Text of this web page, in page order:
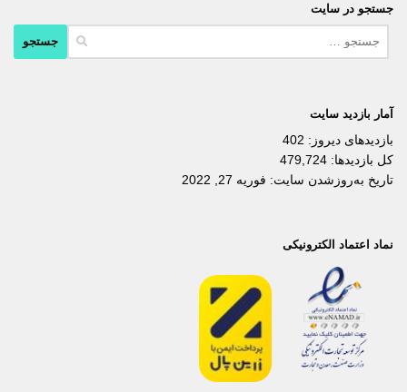
جستجو در سایت
آمار بازدید سایت
بازدیدهای دیروز: 402
کل بازدیدها: 479,724
تاریخ به‌روزشدن سایت: فوریه 27, 2022
نماد اعتماد الکترونیکی